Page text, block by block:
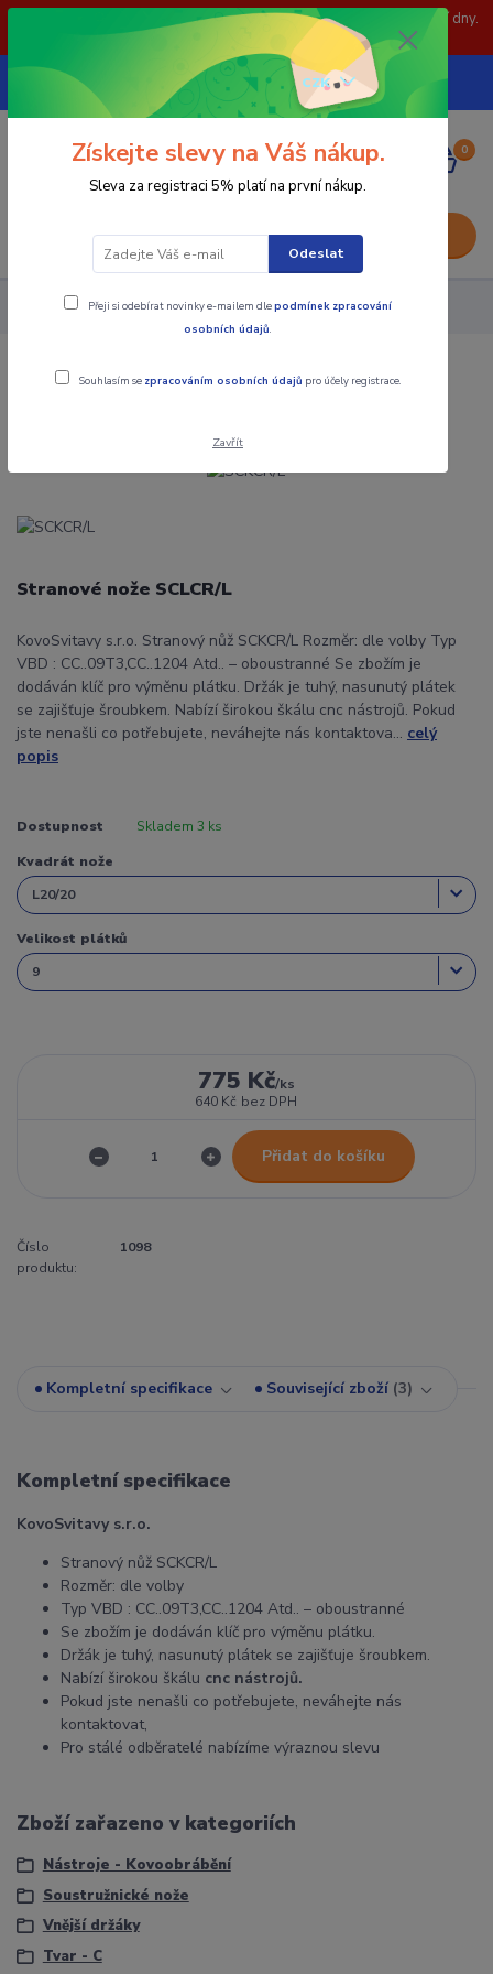
POZOR: 31.7 , 3.8 a 5.8- zavřeno. objednávky odešleme následující dny.
Děkujeme za pochopení.
CZK
739252246
(Po-Pá, 8-15 hod.)
0
0,00 Kč
Nástroje - Kovoobrábění SCKCR/L
SCKCR/L
Stranové nože SCLCR/L
KovoSvitavy s.r.o. Stranový nůž SCKCR/L Rozměr: dle volby Typ
VBD : CC..09T3,CC..1204 Atd.. – oboustranné Se zbožím je
dodáván klíč pro výměnu plátku. Držák je tuhý, nasunutý plátek
se zajišťuje šroubkem. Nabízí širokou škálu cnc nástrojů. Pokud
jste nenašli co potřebujete, neváhejte nás kontaktova... celý
popis
Dostupnost Skladem 3 ks
Kvadrát nože
Velikost plátků
775 Kč/ks
640 Kč bez DPH
Přidat do košíku
Číslo
produktu:
1098
Kompletní specifikace Související zboží 3
Kompletní specifikace
KovoSvitavy s.r.o.
Stranový nůž SCKCR/L
Rozměr: dle volby
Typ VBD : CC..09T3,CC..1204 Atd.. – oboustranné
Se zbožím je dodáván klíč pro výměnu plátku.
Držák je tuhý, nasunutý plátek se zajišťuje šroubkem.
Nabízí širokou škálu cnc nástrojů.
Pokud jste nenašli co potřebujete, neváhejte nás
kontaktovat,
Pro stálé odběratelé nabízíme výraznou slevu
Zboží zařazeno v kategoriích
Nástroje - Kovoobrábění
Soustružnické nože
Vnější držáky
Tvar - C
Získejte slevy na Váš nákup.
Sleva za registraci 5% platí na první nákup.
Odeslat
Přeji si odebírat novinky e-mailem dlepodmínek zpracování
osobních údajů.
Souhlasím se zpracováním osobních údajů pro účely registrace.
Zavřít